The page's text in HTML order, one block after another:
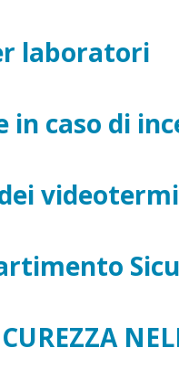
laboratori
caso di